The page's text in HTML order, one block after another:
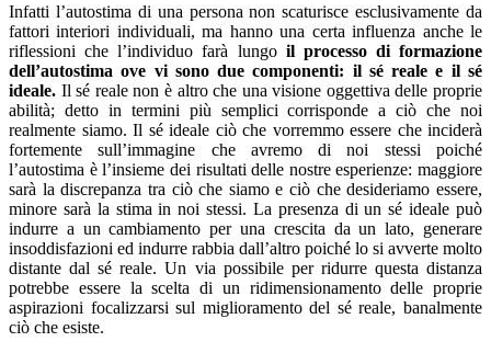
Infatti l’autostima di una persona non scaturisce esclusivamente da
fattori interiori individuali, ma hanno una certa influenza anche le
riflessioni che l’individuo farà lungo il processo di formazione
dell’autostima ove vi sono due componenti: il sé reale e il sé
ideale. Il sé reale non è altro che una visione oggettiva delle proprie
abilità; detto in termini più semplici corrisponde a ciò che noi
realmente siamo. Il sé ideale ciò che vorremmo essere che inciderà
fortemente sull’immagine che avremo di noi stessi poiché
l’autostima è l’insieme dei risultati delle nostre esperienze: maggiore
sarà la discrepanza tra ciò che siamo e ciò che desideriamo essere,
minore sarà la stima in noi stessi. La presenza di un sé ideale può
indurre a un cambiamento per una crescita da un lato, generare
insoddisfazioni ed indurre rabbia dall’altro poiché lo si avverte molto
distante dal sé reale. Un via possibile per ridurre questa distanza
potrebbe essere la scelta di un ridimensionamento delle proprie
aspirazioni focalizzarsi sul miglioramento del sé reale, banalmente
ciò che esiste.